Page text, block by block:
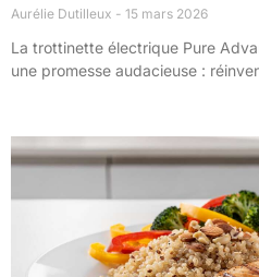
Aurélie Dutilleux 15 mars 2026
La trottinette électrique Pure
une promesse audacieuse :